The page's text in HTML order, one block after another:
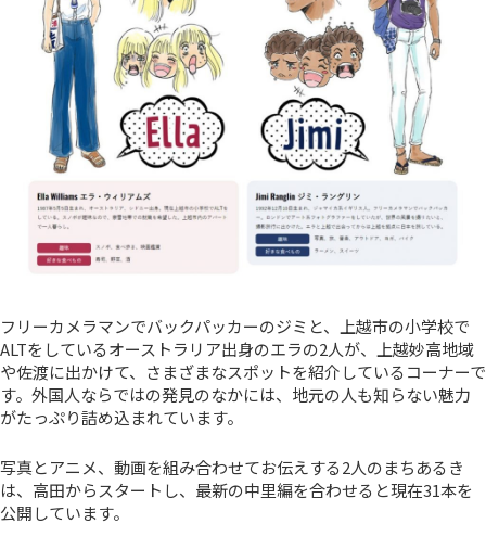
フリーカメラマンでバックパッカーのジミと、上越市の小学校で
ALTをしているオーストラリア出身のエラの2人が、上越妙高地域
や佐渡に出かけて、さまざまなスポットを紹介しているコーナーで
す。外国人ならではの発見のなかには、地元の人も知らない魅力
がたっぷり詰め込まれています。
写真とアニメ、動画を組み合わせてお伝えする2人のまちあるき
は、高田からスタートし、最新の中里編を合わせると現在31本を
公開しています。